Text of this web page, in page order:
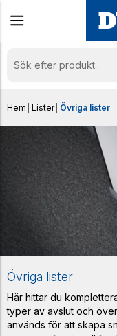
Hem Lister│ Övriga lister
Övriga lister
Här hittar du
typer av avslut och
används för att skapa